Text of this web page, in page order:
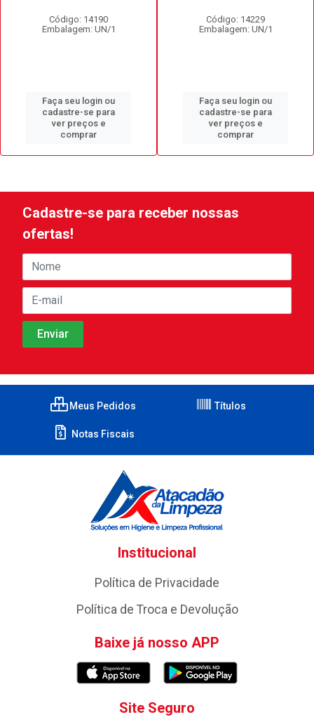
Código: 14190
Embalagem: UN/1
Faça seu login ou
cadastre-se para
ver preços e
comprar
Código: 14229
Embalagem: UN/1
Faça seu login ou
cadastre-se para
ver preços e
comprar
Cadastre-se para receber nossas
ofertas!
Meus Pedidos Títulos
Notas Fiscais
Institucional
Política de Privacidade
Política de Troca e Devolução
Baixe já nosso APP
Site Seguro